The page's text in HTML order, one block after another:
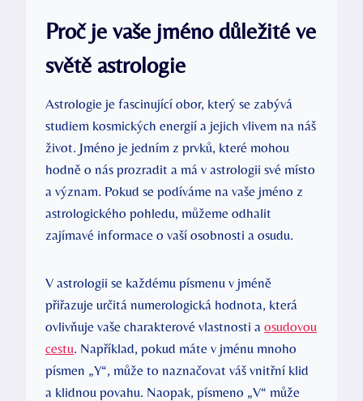
Proč je vaše jméno důležité ve
světě astrologie
Astrologie je fascinující obor, který se zabývá
studiem kosmických energií a jejich vlivem na náš
život. Jméno je jedním z prvků, které mohou
hodně o nás prozradit a má v astrologii své místo
a význam. Pokud se podíváme na vaše jméno z
astrologického pohledu, můžeme odhalit
zajímavé informace o vaší osobnosti a osudu.
V astrologii se každému písmenu v jméně
přiřazuje určitá numerologická hodnota, která
ovlivňuje vaše charakterové vlastnosti a osudovou
cestu. Například, pokud máte v jménu mnoho
písmen „Y“, může to naznačovat váš vnitřní klid
a klidnou povahu. Naopak, písmeno „V“ může